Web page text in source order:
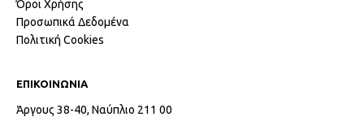
Όροι Χρήσης
Προσωπικά Δεδομένα
Πολιτική Cookies
ΕΠΙΚΟΙΝΩΝΙΑ
Άργους 38-40, Ναύπλιο 211 00